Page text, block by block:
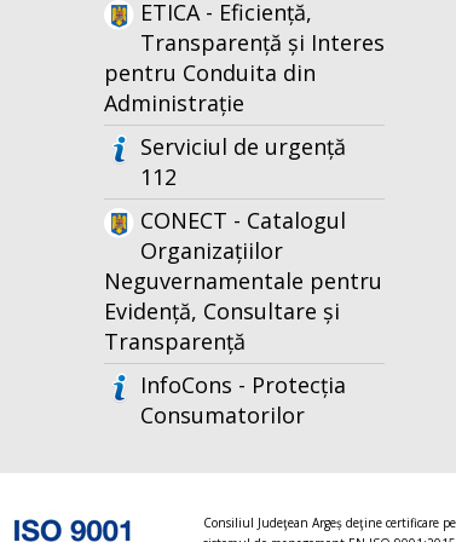
ETICA - Eficiență,
Transparență și Interes
pentru Conduita din
Administrație
Serviciul de urgență
112
CONECT - Catalogul
Organizațiilor
Neguvernamentale pentru
Evidență, Consultare și
Transparență
InfoCons - Protecția
Consumatorilor
Consiliul Judeţean Argeș deţine certificare